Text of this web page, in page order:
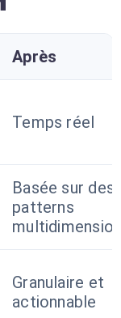
Après
Temps réel
Basée sur des
patterns
Granulaire et
actionnable